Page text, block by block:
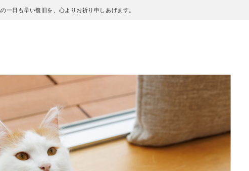
一日も早い復旧を、心よりお祈り申しあげます。